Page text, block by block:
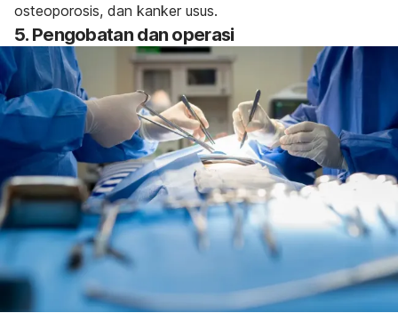
osteoporosis, dan kanker usus.
5. Pengobatan dan operasi